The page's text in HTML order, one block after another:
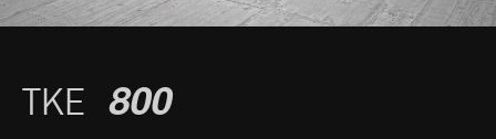
TKE 800